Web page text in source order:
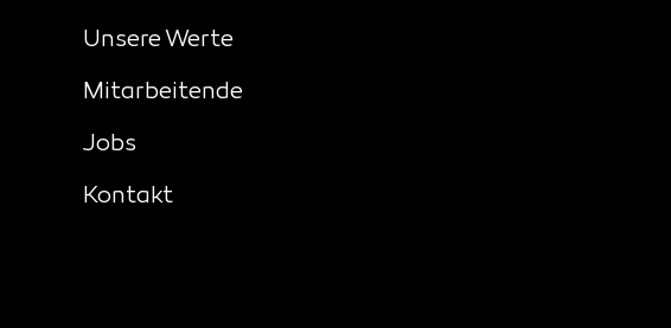
Unsere Werte
Mitarbeitende
Jobs
Kontakt